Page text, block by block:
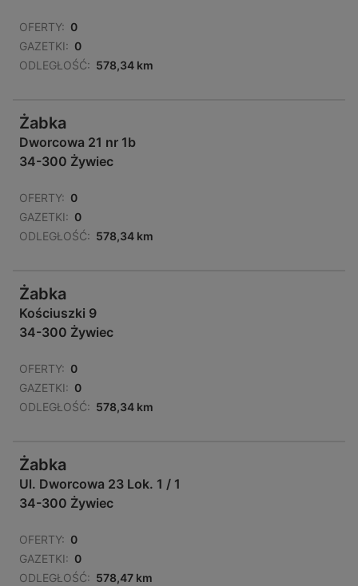
OFERTY: 0
GAZETKI: 0
ODLEGŁOŚĆ: 578,34 km
Żabka
Dworcowa 21 nr 1b
34-300 Żywiec
OFERTY: 0
GAZETKI: 0
ODLEGŁOŚĆ: 578,34 km
Żabka
Kościuszki 9
34-300 Żywiec
OFERTY: 0
GAZETKI: 0
ODLEGŁOŚĆ: 578,34 km
Żabka
Ul. Dworcowa 23 Lok. 1 / 1
34-300 Żywiec
OFERTY: 0
GAZETKI: 0
ODLEGŁOŚĆ: 578,47 km